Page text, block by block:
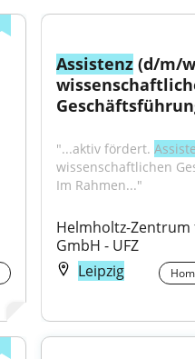
Assistenz (d/m/
"...aktiv fördert.
wissenschaftlichen
Im Rahmen..."
Helmholtz-
GmbH - UFZ
Leipzig